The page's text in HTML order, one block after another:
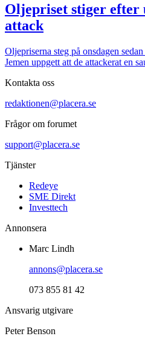
Oljepriset stiger efter
attack
Oljepriserna steg på onsdagen
Jemen uppgett att de attackerat en
Kontakta oss
redaktionen@placera.se
Frågor om forumet
support@placera.se
Tjänster
Redeye
SME Direkt
Investtech
Annonsera
Marc Lindh
annons@placera.se
073 855 81 42
Ansvarig utgivare
Peter Benson